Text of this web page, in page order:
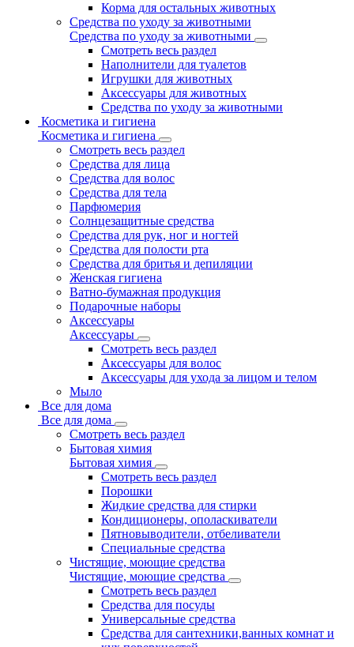
Корма для остальных животных
Средства по уходу за животными
Средства по уходу за животными
Смотреть весь раздел
Наполнители для туалетов
Игрушки для животных
Аксессуары для животных
Средства по уходу за животными
Косметика и гигиена
Косметика и гигиена
Смотреть весь раздел
Средства для лица
Средства для волос
Средства для тела
Парфюмерия
Солнцезащитные средства
Средства для рук, ног и ногтей
Средства для полости рта
Средства для бритья и депиляции
Женская гигиена
Ватно-бумажная продукция
Подарочные наборы
Аксессуары
Аксессуары
Смотреть весь раздел
Аксессуары для волос
Аксессуары для ухода за лицом и телом
Мыло
Все для дома
Все для дома
Смотреть весь раздел
Бытовая химия
Бытовая химия
Смотреть весь раздел
Порошки
Жидкие средства для стирки
Кондиционеры, ополаскиватели
Пятновыводители, отбеливатели
Специальные средства
Чистящие, моющие средства
Чистящие, моющие средства
Смотреть весь раздел
Средства для посуды
Универсальные средства
Средства для сантехники,ванных комнат и